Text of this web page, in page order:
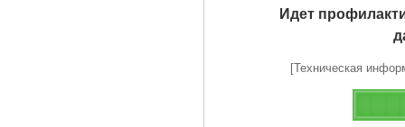
Идет
[Техническая